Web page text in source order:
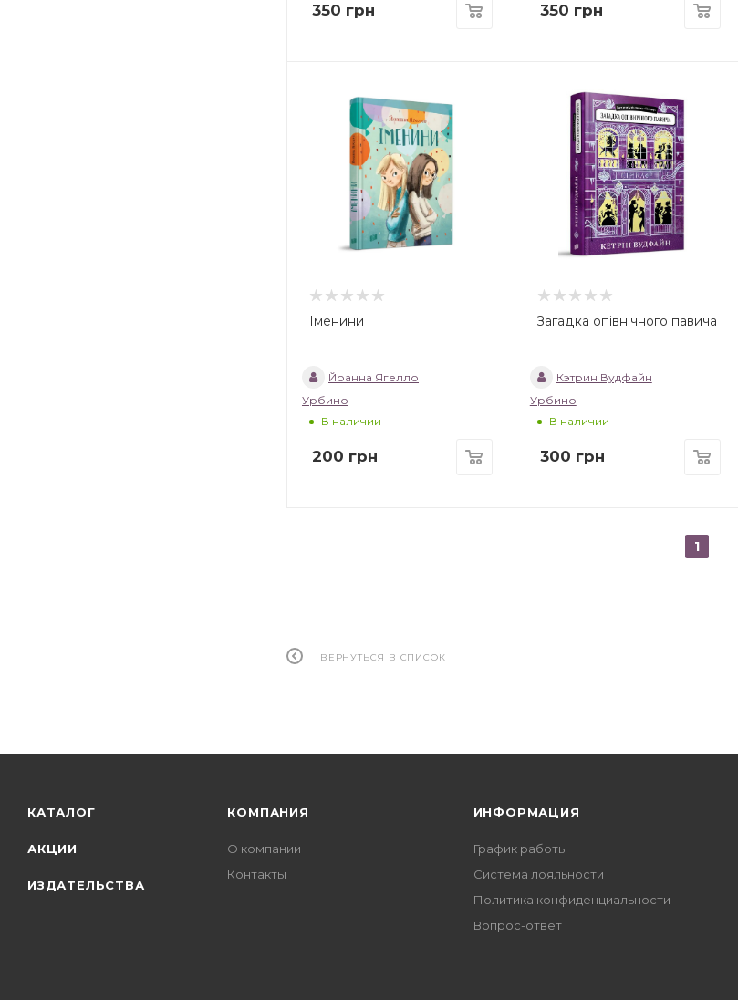
350 грн 350 грн
Іменини
Йоанна Ягелло
Урбино
В наличии
200 грн
Загадка опівнічного павича
Кэтрин Вудфайн
Урбино
В наличии
300 грн
1
ВЕРНУТЬСЯ В СПИСОК
КАТАЛОГ
АКЦИИ
ИЗДАТЕЛЬСТВА
КОМПАНИЯ
О компании
Контакты
ИНФОРМАЦИЯ
График работы
Система лояльности
Политика конфиденциальности
Вопрос-ответ